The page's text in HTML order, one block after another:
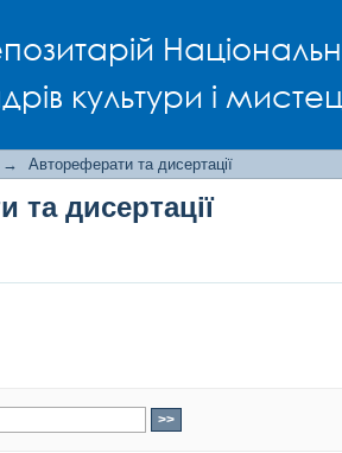
культури і
→ Автореферати та дисертації
та дисертації